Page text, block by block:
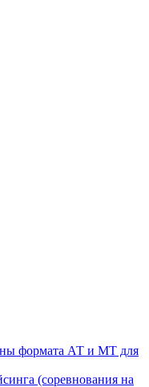
формата АТ и МТ для
(соревнования на